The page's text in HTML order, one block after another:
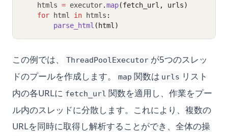
    htmls
= executor.map(fetch_url, urls)
for html in htmls :
parse_html (html)
この例では、 ThreadPoolExecutor が5つのスレッ
ドのプールを作成します。
map 関数は urls リスト
内の各URLに fetch_url 関数を適用し、作業をプー
ル内のスレッドに分散します。これにより、複数の
URLを同時に取得し解析することができ、全体の操